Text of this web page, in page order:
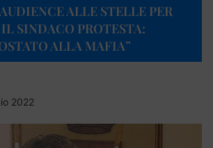
ALLE STELLE PER
SINDACO PROTESTA:
ALLA MAFIA”
2022